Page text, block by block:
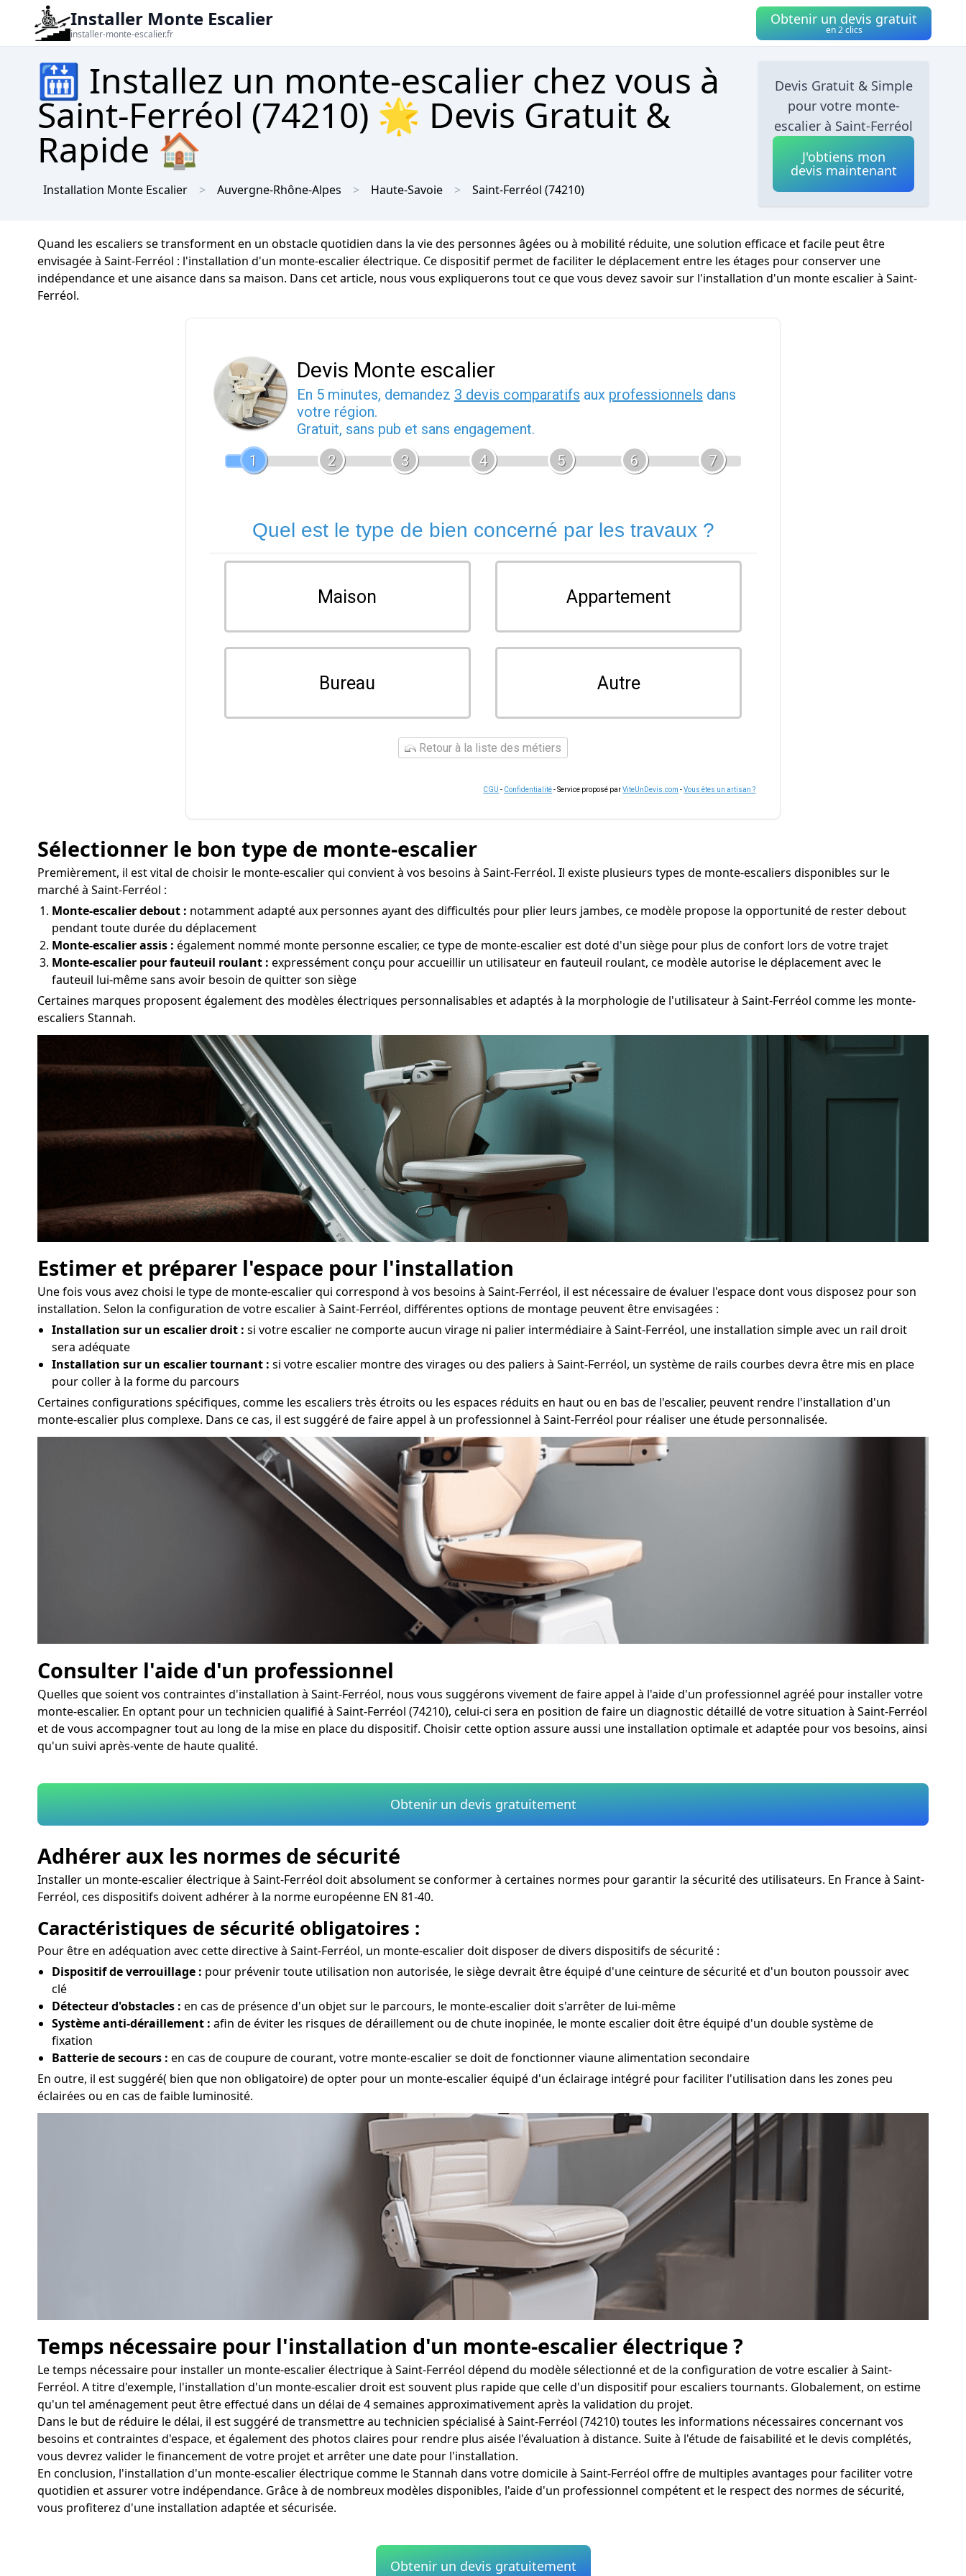
Installer Monte Escalier
installer-monte-escalier.fr
Obtenir un devis gratuit
en 2 clics
🛗 Installez un monte-escalier chez vous à
Saint-Ferréol (74210) 🌟 Devis Gratuit &
Rapide 🏠
Installation Monte Escalier Auvergne-Rhône-Alpes Haute-Savoie Saint-Ferréol (74210)
Devis Gratuit & Simple
pour votre monte-
escalier à Saint-Ferréol
J'obtiens mon
devis maintenant
Quand les escaliers se transforment en un obstacle quotidien dans la vie des personnes âgées ou à mobilité réduite, une solution efficace et facile peut être
envisagée à Saint-Ferréol : l'installation d'un monte-escalier électrique. Ce dispositif permet de faciliter le déplacement entre les étages pour conserver une
indépendance et une aisance dans sa maison. Dans cet article, nous vous expliquerons tout ce que vous devez savoir sur l'installation d'un monte escalier à Saint-
Ferréol.
Devis Monte escalier
En 5 minutes, demandez 3 devis comparatifs aux professionnels dans
votre région.
Gratuit, sans pub et sans engagement.
1
2 3 4 5 6 7
Quel est le type de bien concerné par les travaux ?
Maison Appartement
Bureau Autre
Retour à la liste des métiers
CGU - Confidentialité- Service proposé parViteUnDevis.com -Vous êtes un artisan ?
Sélectionner le bon type de monte-escalier
Premièrement, il est vital de choisir le monte-escalier qui convient à vos besoins à Saint-Ferréol. Il existe plusieurs types de monte-escaliers disponibles sur le
marché à Saint-Ferréol :
Monte-escalier debout : notamment adapté aux personnes ayant des difficultés pour plier leurs jambes, ce modèle propose la opportunité de rester debout
pendant toute durée du déplacement
Monte-escalier assis : également nommé monte personne escalier, ce type de monte-escalier est doté d'un siège pour plus de confort lors de votre trajet
Monte-escalier pour fauteuil roulant : expressément conçu pour accueillir un utilisateur en fauteuil roulant, ce modèle autorise le déplacement avec le
fauteuil lui-même sans avoir besoin de quitter son siège
Certaines marques proposent également des modèles électriques personnalisables et adaptés à la morphologie de l'utilisateur à Saint-Ferréol comme les monte-
escaliers Stannah.
Estimer et préparer l'espace pour l'installation
Une fois vous avez choisi le type de monte-escalier qui correspond à vos besoins à Saint-Ferréol, il est nécessaire de évaluer l'espace dont vous disposez pour son
installation. Selon la configuration de votre escalier à Saint-Ferréol, différentes options de montage peuvent être envisagées :
Installation sur un escalier droit : si votre escalier ne comporte aucun virage ni palier intermédiaire à Saint-Ferréol, une installation simple avec un rail droit
sera adéquate
Installation sur un escalier tournant : si votre escalier montre des virages ou des paliers à Saint-Ferréol, un système de rails courbes devra être mis en place
pour coller à la forme du parcours
Certaines configurations spécifiques, comme les escaliers très étroits ou les espaces réduits en haut ou en bas de l'escalier, peuvent rendre l'installation d'un
monte-escalier plus complexe. Dans ce cas, il est suggéré de faire appel à un professionnel à Saint-Ferréol pour réaliser une étude personnalisée.
Consulter l'aide d'un professionnel
Quelles que soient vos contraintes d'installation à Saint-Ferréol, nous vous suggérons vivement de faire appel à l'aide d'un professionnel agréé pour installer votre
monte-escalier. En optant pour un technicien qualifié à Saint-Ferréol (74210), celui-ci sera en position de faire un diagnostic détaillé de votre situation à Saint-Ferréol
et de vous accompagner tout au long de la mise en place du dispositif. Choisir cette option assure aussi une installation optimale et adaptée pour vos besoins, ainsi
qu'un suivi après-vente de haute qualité.
Obtenir un devis gratuitement
Adhérer aux les normes de sécurité
Installer un monte-escalier électrique à Saint-Ferréol doit absolument se conformer à certaines normes pour garantir la sécurité des utilisateurs. En France à Saint-
Ferréol, ces dispositifs doivent adhérer à la norme européenne EN 81-40.
Caractéristiques de sécurité obligatoires :
Pour être en adéquation avec cette directive à Saint-Ferréol, un monte-escalier doit disposer de divers dispositifs de sécurité :
Dispositif de verrouillage : pour prévenir toute utilisation non autorisée, le siège devrait être équipé d'une ceinture de sécurité et d'un bouton poussoir avec
clé
Détecteur d'obstacles : en cas de présence d'un objet sur le parcours, le monte-escalier doit s'arrêter de lui-même
Système anti-déraillement : afin de éviter les risques de déraillement ou de chute inopinée, le monte escalier doit être équipé d'un double système de
fixation
Batterie de secours : en cas de coupure de courant, votre monte-escalier se doit de fonctionner viaune alimentation secondaire
En outre, il est suggéré( bien que non obligatoire) de opter pour un monte-escalier équipé d'un éclairage intégré pour faciliter l'utilisation dans les zones peu
éclairées ou en cas de faible luminosité.
Temps nécessaire pour l'installation d'un monte-escalier électrique ?
Le temps nécessaire pour installer un monte-escalier électrique à Saint-Ferréol dépend du modèle sélectionné et de la configuration de votre escalier à Saint-
Ferréol. A titre d'exemple, l'installation d'un monte-escalier droit est souvent plus rapide que celle d'un dispositif pour escaliers tournants. Globalement, on estime
qu'un tel aménagement peut être effectué dans un délai de 4 semaines approximativement après la validation du projet.
Dans le but de réduire le délai, il est suggéré de transmettre au technicien spécialisé à Saint-Ferréol (74210) toutes les informations nécessaires concernant vos
besoins et contraintes d'espace, et également des photos claires pour rendre plus aisée l'évaluation à distance. Suite à l'étude de faisabilité et le devis complétés,
vous devrez valider le financement de votre projet et arrêter une date pour l'installation.
En conclusion, l'installation d'un monte-escalier électrique comme le Stannah dans votre domicile à Saint-Ferréol offre de multiples avantages pour faciliter votre
quotidien et assurer votre indépendance. Grâce à de nombreux modèles disponibles, l'aide d'un professionnel compétent et le respect des normes de sécurité,
vous profiterez d'une installation adaptée et sécurisée.
Obtenir un devis gratuitement